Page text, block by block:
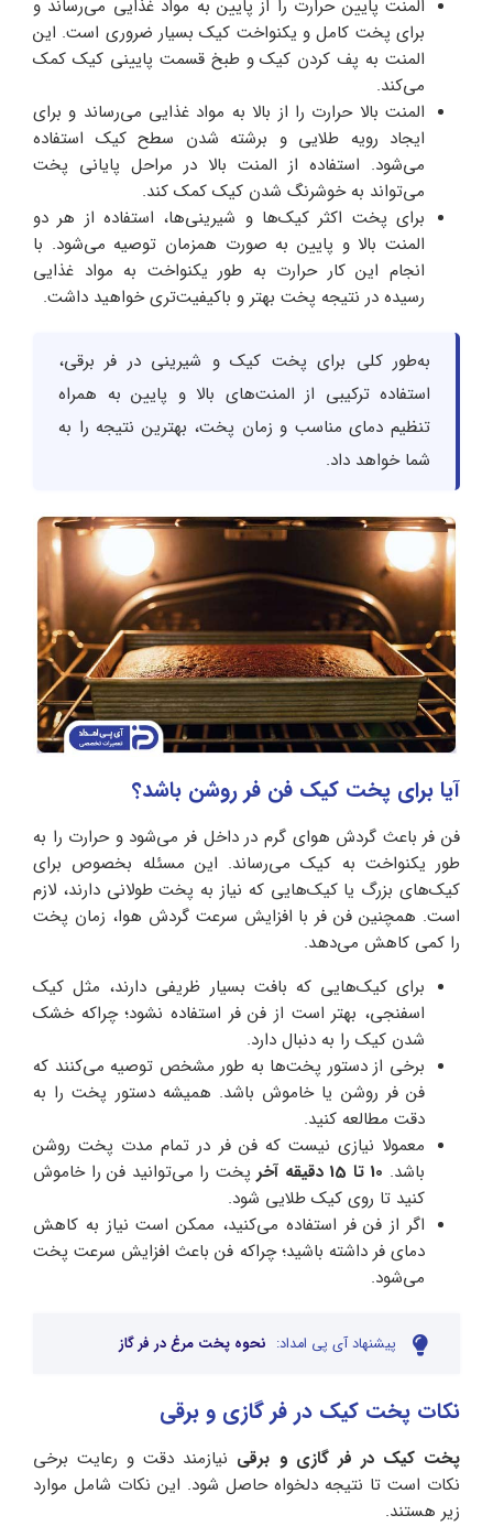
المنت پایین حرارت را از پایین به مواد غذایی می‌رساند و
برای پخت کامل و یکنواخت کیک بسیار ضروری است. این
المنت به پف کردن کیک و طبخ قسمت پایینی کیک کمک
می‌کند.
المنت بالا حرارت را از بالا به مواد غذایی می‌رساند و برای
ایجاد رویه طلایی و برشته شدن سطح کیک استفاده
می‌شود. استفاده از المنت بالا در مراحل پایانی پخت
می‌تواند به خوشرنگ شدن کیک کمک کند.
برای پخت اکثر کیک‌ها و شیرینی‌ها، استفاده از هر دو
المنت بالا و پایین به صورت همزمان توصیه می‌شود. با
انجام این کار حرارت به طور یکنواخت به مواد غذایی
رسیده در نتیجه پخت بهتر و باکیفیت‌تری خواهید داشت.
به‌طور کلی برای پخت کیک و شیرینی در فر برقی،
استفاده ترکیبی از المنت‌های بالا و پایین به همراه
تنظیم دمای مناسب و زمان پخت، بهترین نتیجه را به
شما خواهد داد.
آیا برای پخت کیک فن فر روشن باشد؟
فن فر باعث گردش هوای گرم در داخل فر می‌شود و حرارت را به
طور یکنواخت به کیک می‌رساند. این مسئله بخصوص برای
کیک‌های بزرگ یا کیک‌هایی که نیاز به پخت طولانی دارند، لازم
است. همچنین فن فر با افزایش سرعت گردش هوا، زمان پخت
را کمی کاهش می‌دهد.
برای کیک‌هایی که بافت بسیار ظریفی دارند، مثل کیک
اسفنجی، بهتر است از فن فر استفاده نشود؛ چراکه خشک
شدن کیک را به دنبال دارد.
برخی از دستور پخت‌ها به طور مشخص توصیه می‌کنند که
فن فر روشن یا خاموش باشد. همیشه دستور پخت را به
دقت مطالعه کنید.
معمولا نیازی نیست که فن فر در تمام مدت پخت روشن
باشد. 10 تا 15 دقیقه آخر
پخت را می‌توانید فن را خاموش
کنید تا روی کیک طلایی شود.
اگر از فن فر استفاده می‌کنید، ممکن است نیاز به کاهش
دمای فر داشته باشید؛ چراکه فن باعث افزایش سرعت پخت
می‌شود.
پیشنهاد آی پی امداد: نحوه پخت مرغ در فر گاز
نکات پخت کیک در فر گازی و برقی
پخت کیک در فر گازی و برقی نیازمند دقت و رعایت برخی
نکات است تا نتیجه دلخواه حاصل شود. این نکات شامل موارد
زیر هستند.